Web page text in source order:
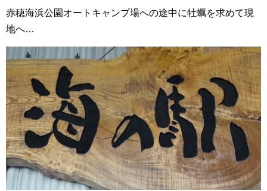
赤穂海浜公園オートキャンプ場への途中に牡蠣を求めて現
地へ…